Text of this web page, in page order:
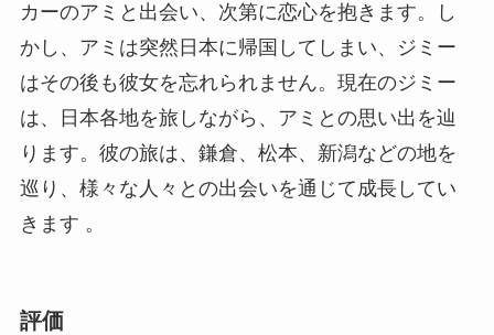
カーのアミと出会い、次第に恋心を抱きます。し
かし、アミは突然日本に帰国してしまい、ジミー
はその後も彼女を忘れられません。現在のジミー
は、日本各地を旅しながら、アミとの思い出を辿
ります。彼の旅は、鎌倉、松本、新潟などの地を
巡り、様々な人々との出会いを通じて成長してい
きます​ 。
評価